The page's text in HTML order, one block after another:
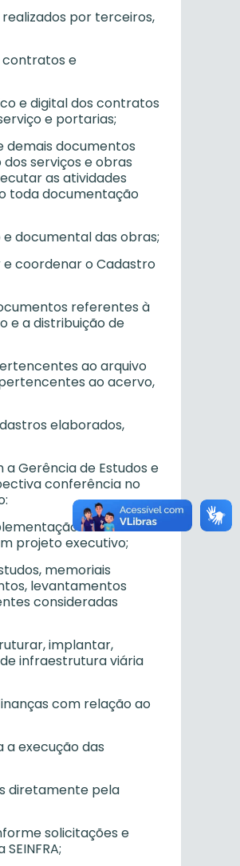
por terceiros,
contratos e
e digital dos contratos
e portarias;
demais documentos
serviços e obras
as atividades
toda documentação
documental das obras;
e coordenar o Cadastro
referentes à
e a distribuição de
ao arquivo
ao acervo,
elaborados,
Gerência de Estudos e
conferência no
ocorrida em
projeto executivo;
memoriais
levantamentos
consideradas
implantar,
infraestrutura viária
com relação ao
execução das
diretamente pela
solicitações e